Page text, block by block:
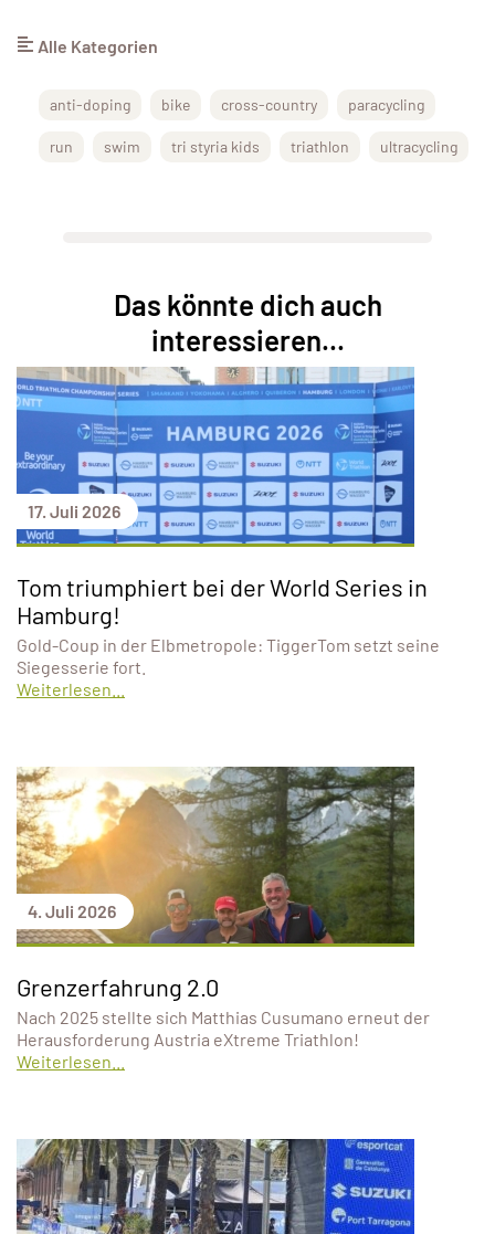
Alle Kategorien
anti-doping bike cross-country paracycling
run swim tri styria kids triathlon ultracycling
Das könnte dich auch
interessieren...
17. Juli 2026
Tom triumphiert bei der World Series in
Hamburg!
Gold-Coup in der Elbmetropole: TiggerTom setzt seine
Siegesserie fort.
Weiterlesen...
4. Juli 2026
Grenzerfahrung 2.0
Nach 2025 stellte sich Matthias Cusumano erneut der
Herausforderung Austria eXtreme Triathlon!
Weiterlesen...